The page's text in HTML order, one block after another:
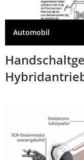
Automobil